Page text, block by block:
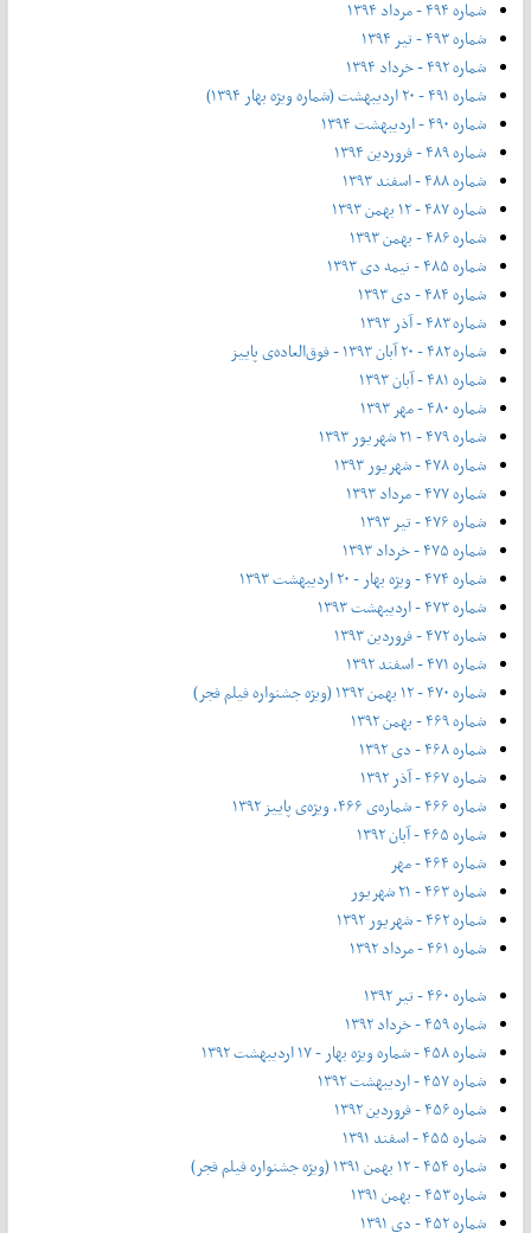
شماره ۴۹۴ - مرداد ۱۳۹۴
شماره ۴۹۳ - تیر ۱۳۹۴
شماره ۴۹۲ - خرداد ۱۳۹۴
شماره ۴۹۱ - ۲۰ اردیبهشت (شماره ویژه بهار ۱۳۹۴)
شماره ۴۹۰ - اردیبهشت ۱۳۹۴
شماره ۴۸۹ - فروردین ۱۳۹۴
شماره ۴۸۸ - اسفند ۱۳۹۳
شماره ۴۸۷ - ۱۲ بهمن ۱۳۹۳
شماره ۴۸۶ - بهمن ۱۳۹۳
شماره ۴۸۵ - نیمه دی ۱۳۹۳
شماره ۴۸۴ - دی ۱۳۹۳
شماره ۴۸۳ - آذر ۱۳۹۳
شماره ۴۸۲ - ۲۰ آبان ۱۳۹۳ - فوق‌العاده‌ی پاییز
شماره ۴۸۱ - آبان ۱۳۹۳
شماره ۴۸۰ - مهر ۱۳۹۳
شماره ۴۷۹ - ۲۱ شهریور ۱۳۹۳
شماره ۴۷۸ - شهریور ۱۳۹۳
شماره ۴۷۷ - مرداد ۱۳۹۳
شماره ۴۷۶ - تیر ۱۳۹۳
شماره ۴۷۵ - خرداد ۱۳۹۳
شماره ۴۷۴ - ویژه بهار - ۲۰ اردیبهشت ۱۳۹۳
شماره ۴۷۳ - اردیبهشت ۱۳۹۳
شماره ۴۷۲ - فروردین ۱۳۹۳
شماره ۴۷۱ - اسفند ۱۳۹۲
شماره ۴۷۰ - ۱۲ بهمن ۱۳۹۲ (ویژه جشنواره فیلم فجر)
شماره ۴۶۹ - بهمن ۱۳۹۲
شماره ۴۶۸ - دی ۱۳۹۲
شماره ۴۶۷ - آذر ۱۳۹۲
شماره ۴۶۶ - شماره‌ی ۴۶۶، ویژه‌ی پاییز ۱۳۹۲
شماره ۴۶۵ - آبان ۱۳۹۲
شماره ۴۶۴ - مهر
شماره ۴۶۳ - ۲۱ شهریور
شماره ۴۶۲ - شهریور ۱۳۹۲
شماره ۴۶۱ - مرداد ۱۳۹۲
شماره ۴۶۰ - تیر ۱۳۹۲
شماره ۴۵۹ - خرداد ۱۳۹۲
شماره ۴۵۸ - شماره ویژه بهار - ۱۷ اردیبهشت ۱۳۹۲
شماره ۴۵۷ - اردیبهشت ۱۳۹۲
شماره ۴۵۶ - فروردین ۱۳۹۲
شماره ۴۵۵ - اسفند ۱۳۹۱
شماره ۴۵۴ - ۱۲ بهمن ۱۳۹۱ (ویژه جشنواره فیلم فجر)
شماره ۴۵۳ - بهمن ۱۳۹۱
شماره ۴۵۲ - دی ۱۳۹۱